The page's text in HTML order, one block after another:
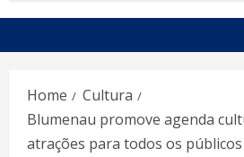
Home
Cultura
Blumenau promove agenda
atrações para todos os